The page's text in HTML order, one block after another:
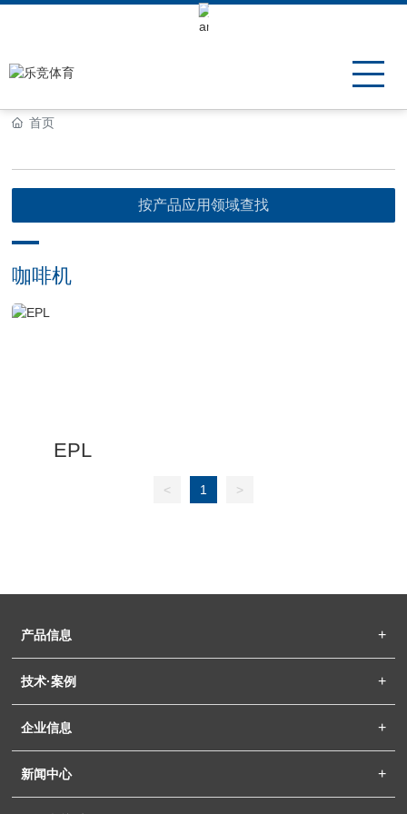
Keli Motor Group Search
首页
按产品应用领域查找
咖啡机
EPL
< 1 >
产品信息
技术·案例
企业信息
新闻中心